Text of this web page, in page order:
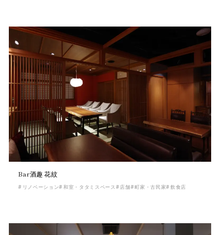
ロフト・小屋裏有趣味を楽しむ大容量収納
ユーティリティスペース町家・古民家
平屋・半平屋ペットと暮らす マンション改装ラグジュアリー
美容室・サロン アパレル壁付キッチン坪庭
変形地・狭小地を活用
造作キッチン
ジャパンディ
総二階（ほぼ総二階）
子供部屋3部屋以上
チャペル ブルックリンスタイルアウトドア
2の字キッチン
螺旋階段造作風呂 ヴィンテージ二世帯住宅3階建てモダン
店舗併用住宅 対面キッチン
Bar酒趣 花紋
リノベーション 和室・タタミスペース 店舗 町家・古民家 飲食店